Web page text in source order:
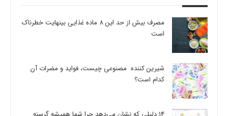
مصرف بیش از حد این 8 ماده غذایی بینهایت خطرناک
است
شیرین کننده مصنوعی چیست، فواید و مضرات آن
کدام است؟